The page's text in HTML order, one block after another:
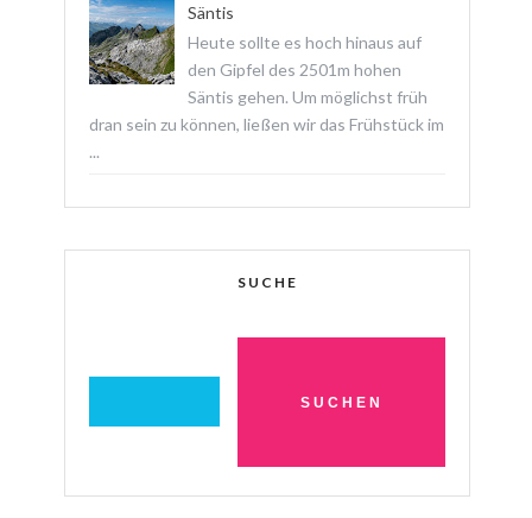
Säntis
Heute sollte es hoch hinaus auf
den Gipfel des 2501m hohen
Säntis gehen. Um möglichst früh
dran sein zu können, ließen wir das Frühstück im
...
SUCHE